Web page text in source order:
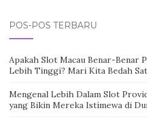
POS-POS TERBARU
Apakah Slot Macau Benar-Benar
Lebih Tinggi? Mari Kita Bedah
Mengenal Lebih Dalam Slot
yang Bikin Mereka Istimewa di